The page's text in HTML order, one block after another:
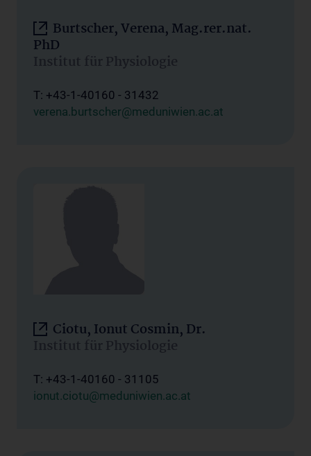
Burtscher, Verena, Mag.rer.nat.
PhD
Institut für Physiologie
T: +43-1-40160 - 31432
verena.burtscher@meduniwien.ac.at
Ciotu, Ionut Cosmin, Dr.
Institut für Physiologie
T: +43-1-40160 - 31105
ionut.ciotu@meduniwien.ac.at